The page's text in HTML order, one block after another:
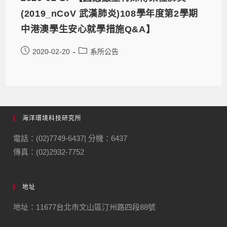
(2019_nCoV 武漢肺炎)108學年度第2學期
中港澳學生安心就學措施Q&A】
2020-02-20 系所公告
海洋環境科技研究所
電話：(02)7749-6437| 分機：6437
傳真：(02)2932-7752
地址
地址：11677台北市文山區汀州路四段88號